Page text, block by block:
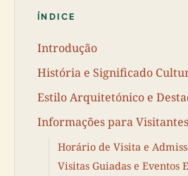
ÍNDICE
Introdução
História e Significado
Estilo Arquitetónico e
Informações para Visitantes
Horário de Visita e
Visitas Guiadas e Eventos